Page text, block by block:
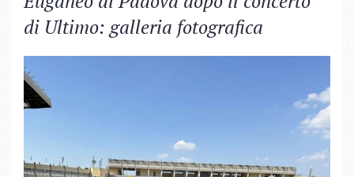
di Ultimo: galleria fotografica